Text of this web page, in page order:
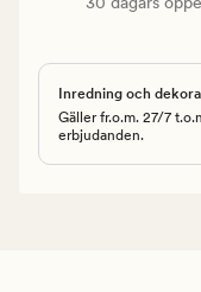
Inredning och
Gäller fr.o.m. 27/7
erbjudanden.